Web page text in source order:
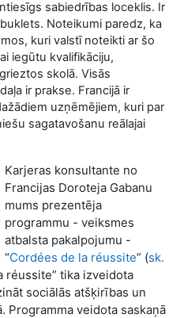
sabiedrības loceklis. Ir
Noteikumi paredz, ka
kuri valstī noteikti ar šo
iegūtu kvalifikāciju,
skolā. Visās
ir prakse. Francijā ir
uzņēmējiem, kuri par
sagatavošanu reālajai
Karjeras konsultante no
Francijas Doroteja Gabanu
mums prezentēja
programmu - veiksmes
atbalsta pakalpojumu -
“Cordées de la réussite” (sk.
réussite” tika izveidota
sociālās atšķirības un
veidota saskaņā